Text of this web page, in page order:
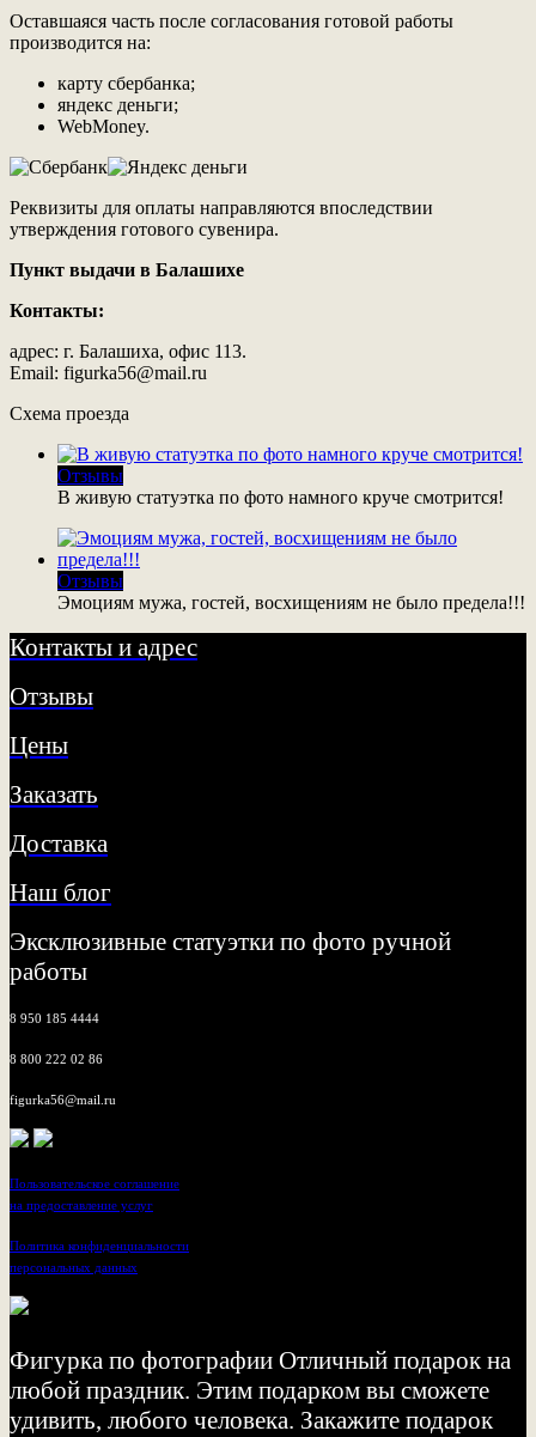
Оставшаяся часть после согласования готовой работы
производится на:
карту сбербанка;
яндекс деньги;
WebMoney.
Реквизиты для оплаты направляются впоследствии
утверждения готового сувенира.
Пункт выдачи в Балашихе
Контакты:
адрес: г. Балашиха, офис 113.
Email: figurka56@mail.ru
Схема проезда
Отзывы
В живую статуэтка по фото намного круче смотрится!
Отзывы
Эмоциям мужа, гостей, восхищениям не было предела!!!
Контакты и адрес
Отзывы
Цены
Заказать
Доставка
Наш блог
Эксклюзивные статуэтки по фото ручной
работы
8 950 185 4444
8 800 222 02 86
figurka56@mail.ru
Пользовательское соглашение
на предоставление услуг
Политика конфиденциальности
персональных данных
Фигурка по фотографии Отличный подарок на
любой праздник. Этим подарком вы сможете
удивить, любого человека. Закажите подарок